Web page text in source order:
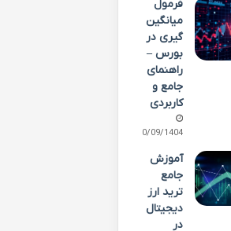
فرمول
میانگین
گیری در
بورس –
راهنمای
جامع و
کاربردی
30/09/1404
آموزش
جامع
ترید ارز
دیجیتال
در